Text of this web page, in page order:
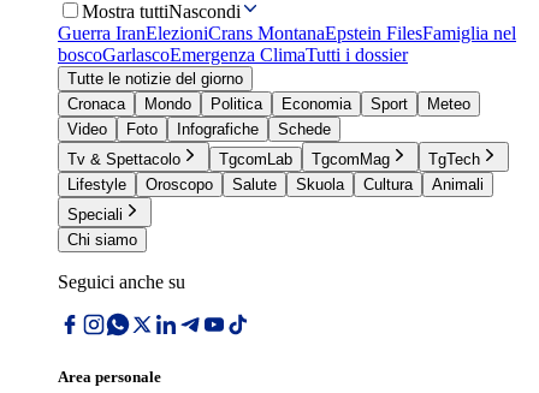
Mostra tuttiNascondi
Guerra IranElezioniCrans MontanaEpstein FilesFamiglia nel
boscoGarlascoEmergenza ClimaTutti i dossier
Tutte le notizie del giorno
Cronaca
Mondo Politica Economia Sport
Meteo
Video
Foto Infografiche
Schede
Tv & Spettacolo
TgcomLab TgcomMag
TgTech
Lifestyle
Oroscopo Salute Skuola Cultura
Animali
Speciali
Chi siamo
Seguici anche su
Area personale